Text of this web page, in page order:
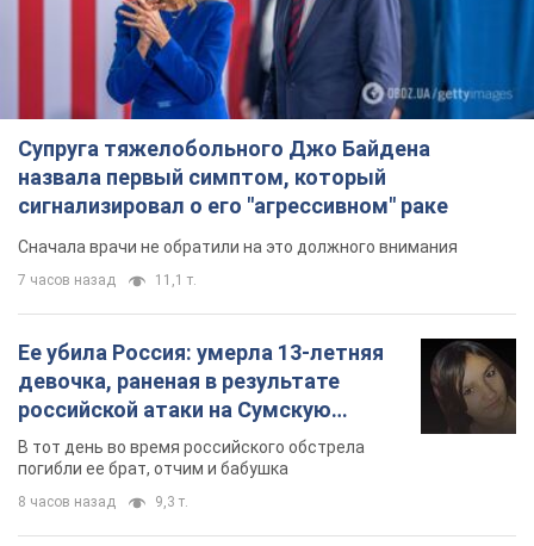
Супруга тяжелобольного Джо Байдена
назвала первый симптом, который
сигнализировал о его "агрессивном" раке
Сначала врачи не обратили на это должного внимания
7 часов назад 11,1 т.
Ее убила Россия: умерла 13-летняя
девочка, раненая в результате
российской атаки на Сумскую
область. Фото
В тот день во время российского обстрела
погибли ее брат, отчим и бабушка
8 часов назад 9,3 т.